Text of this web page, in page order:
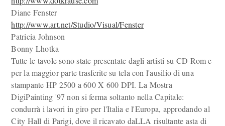
Diane Fenster
http://www.art.net/Studio/Visual/Fenster
Patricia Johnson
Bonny Lhotka
Tutte le tavole sono state presentate dagli artisti su CD-Rom e
per la maggior parte trasferite su tela con l'ausilio di una
stampante HP 2500 a 600 X 600 DPI. La Mostra
DigiPainting '97 non si ferma soltanto nella Capitale:
condurrà i lavori in giro per l'Italia e l'Europa, approdando al
City Hall di Parigi, dove il ricavato daLLA risultante asta di